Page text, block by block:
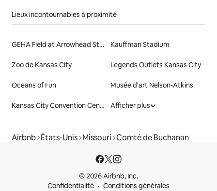
Lieux incontournables à proximité
GEHA Field at Arrowhead Stadium Kauffman Stadium
Zoo de Kansas City Legends Outlets Kansas City
Oceans of Fun Musée d'art Nelson-Atkins
Kansas City Convention Center Afficher plus
Airbnb États-Unis Missouri Comté de Buchanan
© 2026 Airbnb, Inc.
Confidentialité
Conditions générales